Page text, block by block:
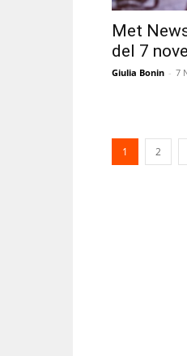
Met
del 7
Giulia Bonin - 7
1 2